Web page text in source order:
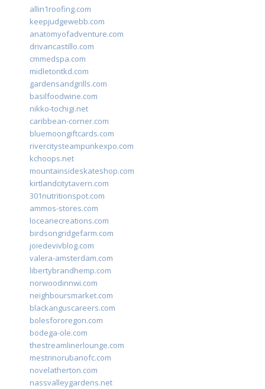
allin1roofing.com
keepjudgewebb.com
anatomyofadventure.com
drivancastillo.com
cmmedspa.com
midletontkd.com
gardensandgrills.com
basilfoodwine.com
nikko-tochigi.net
caribbean-corner.com
bluemoongiftcards.com
rivercitysteampunkexpo.com
kchoops.net
mountainsideskateshop.com
kirtlandcitytavern.com
301nutritionspot.com
ammos-stores.com
loceanecreations.com
birdsongridgefarm.com
joiedevivblog.com
valera-amsterdam.com
libertybrandhemp.com
norwoodinnwi.com
neighboursmarket.com
blackanguscareers.com
bolesfororegon.com
bodega-ole.com
thestreamlinerlounge.com
mestrinorubanofc.com
novelatherton.com
nassvalleygardens.net